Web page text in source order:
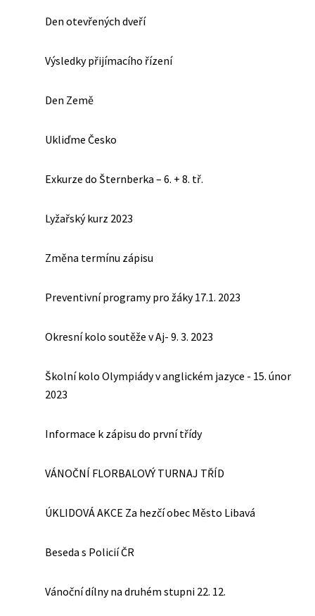
Den otevřených dveří
Výsledky přijímacího řízení
Den Země
Ukliďme Česko
Exkurze do Šternberka – 6. + 8. tř.
Lyžařský kurz 2023
Změna termínu zápisu
Preventivní programy pro žáky 17.1. 2023
Okresní kolo soutěže v Aj- 9. 3. 2023
Školní kolo Olympiády v anglickém jazyce - 15. únor
2023
Informace k zápisu do první třídy
VÁNOČNÍ FLORBALOVÝ TURNAJ TŘÍD
ÚKLIDOVÁ AKCE Za hezčí obec Město Libavá
Beseda s Policií ČR
Vánoční dílny na druhém stupni 22. 12.